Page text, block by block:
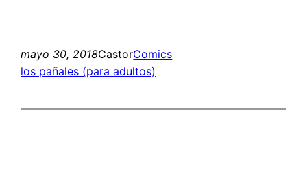
mayo 30, 2018CastorComics
los pañales (para adultos)